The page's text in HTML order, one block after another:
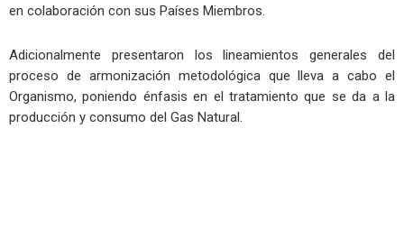
en colaboración con sus Países Miembros.
Adicionalmente presentaron los lineamientos generales del
proceso de armonización metodológica que lleva a cabo el
Organismo, poniendo énfasis en el tratamiento que se da a la
producción y consumo del Gas Natural.